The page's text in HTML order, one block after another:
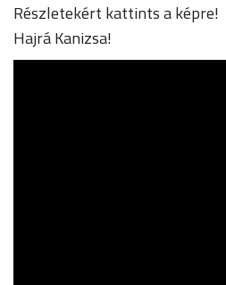
Részletekért kattints a képre!
Hajrá Kanizsa!